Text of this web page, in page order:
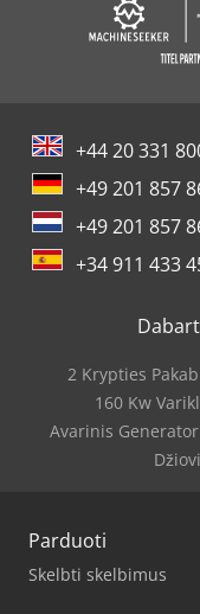
+44 20 331
+49 201 857
+49 201 857
+34 911 433
2 Krypties
160 Kw
Avarinis
Parduoti
Skelbti skelbimus